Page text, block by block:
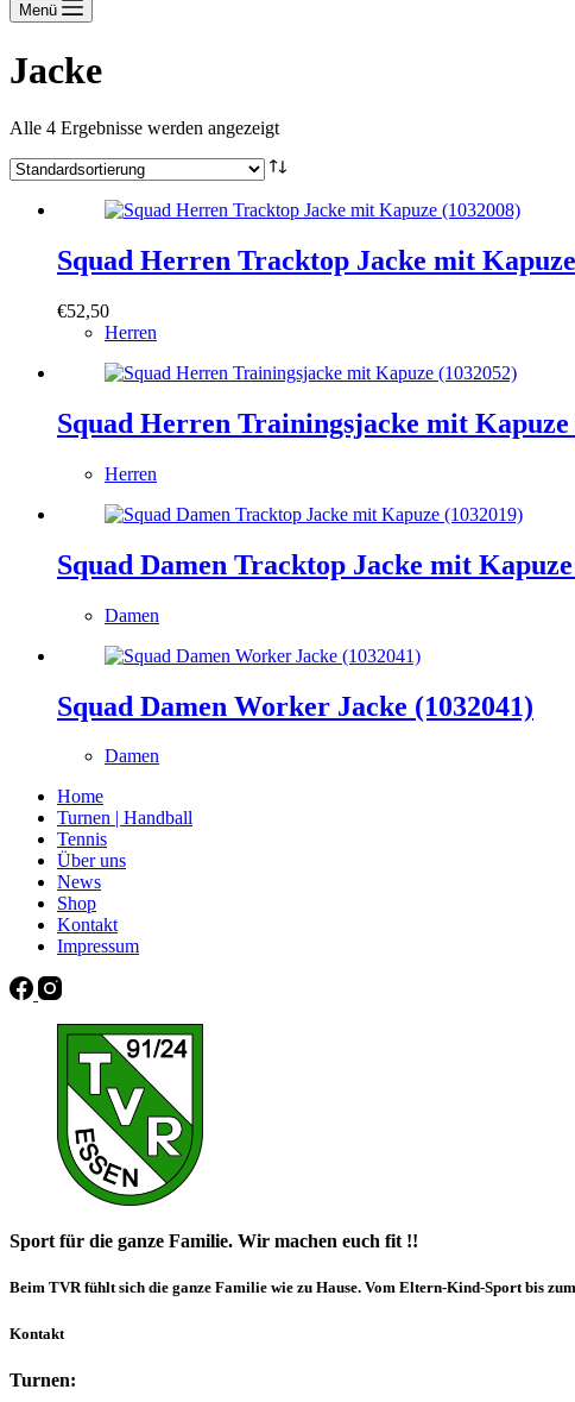
Menü
Jacke
Alle 4 Ergebnisse werden angezeigt
Squad Herren Tracktop Jacke mit
€52,50
Herren
Squad Herren Trainingsjacke mit Kapuze
Herren
Squad Damen Tracktop Jacke mit Kapuze
Damen
Squad Damen Worker Jacke (1032041)
Damen
Home
Turnen | Handball
Tennis
Über uns
News
Shop
Kontakt
Impressum
Sport für die ganze Familie. Wir machen euch fit !!
Beim TVR fühlt sich die ganze Familie wie zu Hause. Vom Eltern-Kind-Sport bis
Kontakt
Turnen: